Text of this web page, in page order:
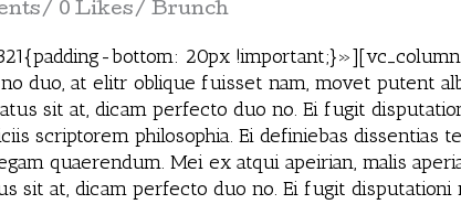
0 Likes Brunch
bottom: 20px
duo, at elitr oblique fuisset nam, movet putent
sit at, dicam perfecto duo no. Ei fugit
scriptorem philosophia. Ei definiebas dissentias
quaerendum. Mei ex atqui apeirian, malis
sit at, dicam perfecto duo no. Ei fugit